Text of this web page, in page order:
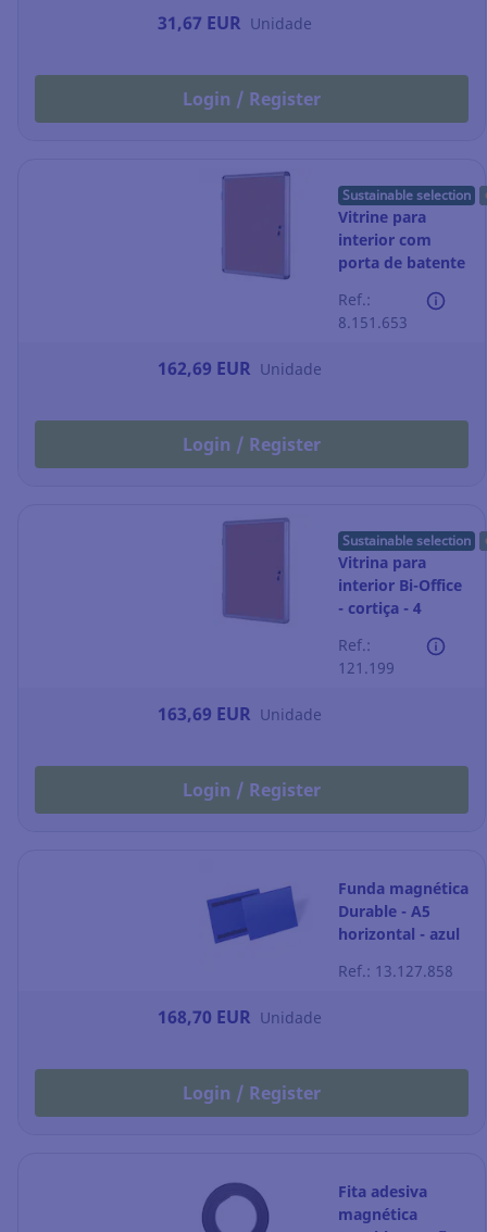
31,67 EUR Unidade
Login / Register
Sustainable selection
Vitrine para
interior com
porta de batente
- 9 folhas A4
Ref.:
8.151.653
162,69 EUR Unidade
Login / Register
Sustainable selection
Vitrina para
interior Bi-Office
- cortiça - 4
Ref.:
121.199
163,69 EUR Unidade
Login / Register
Funda magnética
Durable - A5
horizontal - azul
50
Ref.: 13.127.858
168,70 EUR Unidade
Login / Register
Fita adesiva
magnética